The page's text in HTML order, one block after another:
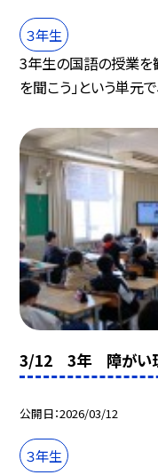
３年生
3年生の国語の授業を
を聞こう」という単元で
3/12 3年 障がい
公開日 2026/03/12
３年生